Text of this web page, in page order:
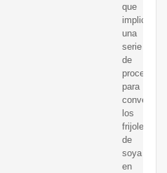
que
implica
una
serie
de
procesos
para
convertir
los
frijoles
de
soya
en